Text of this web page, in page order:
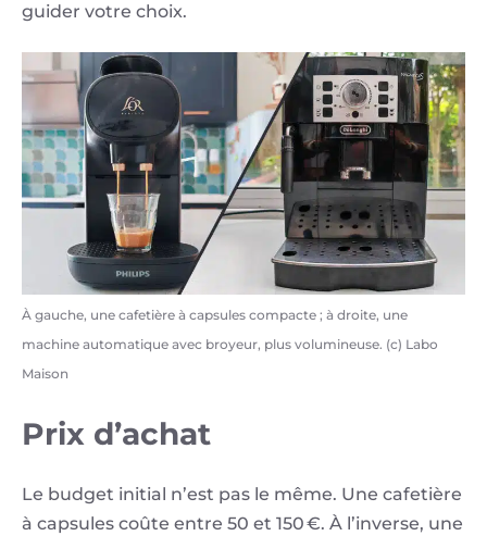
guider votre choix.
À gauche, une cafetière à capsules compacte ; à droite, une
machine automatique avec broyeur, plus volumineuse. (c) Labo
Maison
Prix d’achat
Le budget initial n’est pas le même. Une cafetière
à capsules coûte entre 50 et 150 €. À l’inverse, une